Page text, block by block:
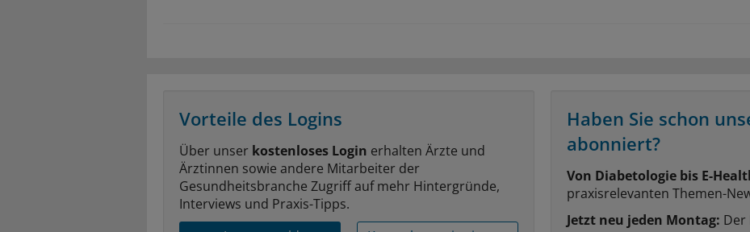
Vorteile des Logins
Über unser kostenloses Login erhalten Ärzte und
Ärztinnen sowie andere Mitarbeiter der
Gesundheitsbranche Zugriff auf mehr Hintergründe,
Interviews und Praxis-Tipps.
Haben Sie schon
abonniert?
Von Diabetologie bis E-
praxisrelevanten Themen-
Jetzt neu jeden Montag: Der